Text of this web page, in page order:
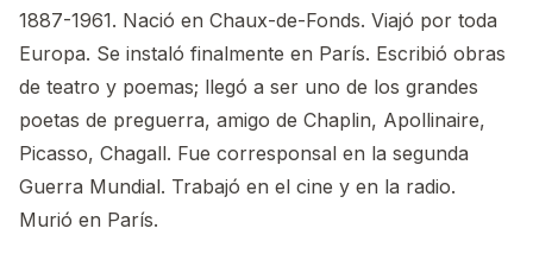
1887-1961. Nació en Chaux-de-Fonds. Viajó por toda
Europa. Se instaló finalmente en París. Escribió obras
de teatro y poemas; llegó a ser uno de los grandes
poetas de preguerra, amigo de Chaplin, Apollinaire,
Picasso, Chagall. Fue corresponsal en la segunda
Guerra Mundial. Trabajó en el cine y en la radio.
Murió en París.